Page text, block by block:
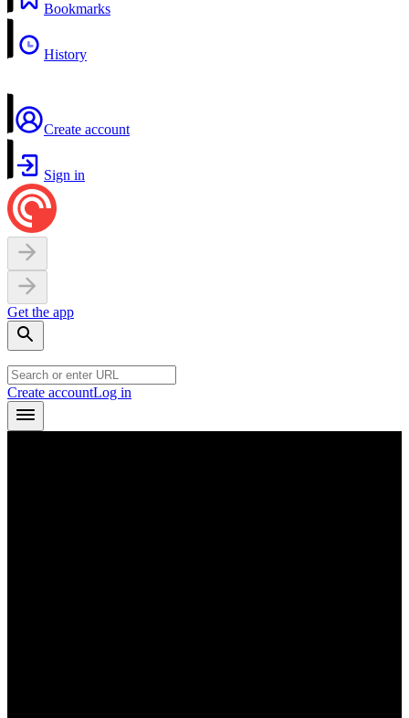
Bookmarks
History
Create account
Sign in
Get the app
Create accountLog in